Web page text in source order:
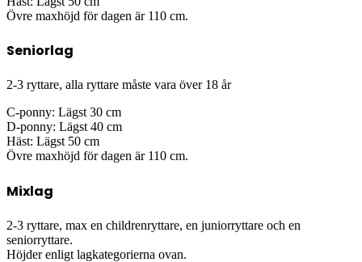
Övre maxhöjd för dagen är 110 cm.
Seniorlag
2-3 ryttare, alla ryttare måste vara över 18 år
C-ponny: Lägst 30 cm
D-ponny: Lägst 40 cm
Häst: Lägst 50 cm
Övre maxhöjd för dagen är 110 cm.
Mixlag
2-3 ryttare, max en childrenryttare, en juniorryttare och en
seniorryttare.
Höjder enligt lagkategorierna ovan.